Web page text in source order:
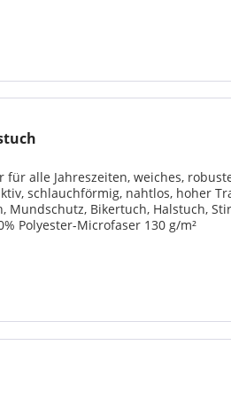
alle Jahreszeiten, weiches,
schlauchförmig, nahtlos, hoher
Mundschutz, Bikertuch, Halstuch,
Polyester-Microfaser 130 g/m²